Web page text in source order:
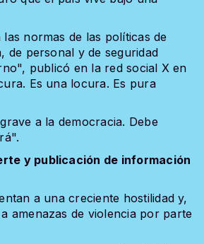
las normas de las políticas de
de personal y de seguridad
publicó en la red social X en
Es una locura. Es pura
a la democracia. Debe
y publicación de información
a una creciente hostilidad y,
amenazas de violencia por parte